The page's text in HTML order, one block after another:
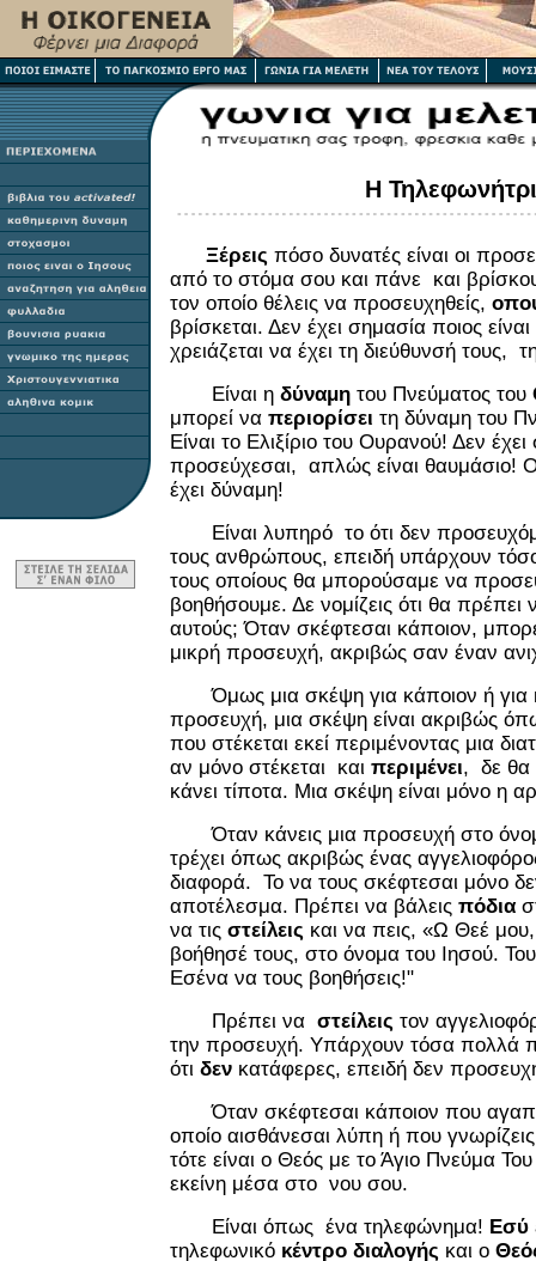
Η
Ξέρεις πόσο δυνατές είναι οι
από το στόμα σου και πάνε και
τον οποίο θέλεις να προσευχηθείς,
βρίσκεται. Δεν έχει σημασία ποιος
χρειάζεται να έχει τη διεύθυνσή τους,
Είναι η δύναμη του Πνεύματος του
μπορεί να περιορίσει τη δύναμη του
Είναι το Ελιξίριο του Ουρανού! Δεν έχει
προσεύχεσαι, απλώς είναι θαυμάσιο!
έχει δύναμη!
Είναι λυπηρό το ότι δεν
τους ανθρώπους, επειδή υπάρχουν
τους οποίους θα μπορούσαμε να
βοηθήσουμε. Δε νομίζεις ότι θα πρέπει
αυτούς; Όταν σκέφτεσαι κάποιον,
μικρή προσευχή, ακριβώς σαν έναν
Όμως μια σκέψη για κάποιον ή για
προσευχή, μια σκέψη είναι ακριβώς
που στέκεται εκεί περιμένοντας μια
αν μόνο στέκεται και περιμένει, δε θα
κάνει τίποτα. Μια σκέψη είναι μόνο η
Όταν κάνεις μια προσευχή στο
τρέχει όπως ακριβώς ένας
διαφορά. Το να τους σκέφτεσαι μόνο
αποτέλεσμα. Πρέπει να βάλεις πόδια
να τις στείλεις και να πεις, «Ω Θεέ
βοήθησέ τους, στο όνομα του Ιησού.
Εσένα να τους βοηθήσεις!"
Πρέπει να στείλεις τον
την προσευχή. Υπάρχουν τόσα πολλά
ότι δεν κατάφερες, επειδή δεν
Όταν σκέφτεσαι κάποιον που
οποίο αισθάνεσαι λύπη ή που γνωρίζεις
τότε είναι ο Θεός με το Άγιο Πνεύμα
εκείνη μέσα στο νου σου.
Είναι όπως ένα τηλεφώνημα! Εσύ
τηλεφωνικό κέντρο διαλογής και ο